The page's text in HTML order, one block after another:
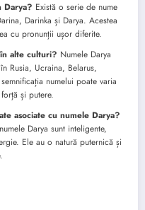
Darya? Există o serie de nume
Darinka și Darya. Acestea
cu pronunții ușor diferite.
alte culturi? Numele Darya
Rusia, Ucraina, Belarus,
numelui poate varia
și putere.
asociate cu numele Darya?
Darya sunt inteligente,
Ele au o natură puternică și